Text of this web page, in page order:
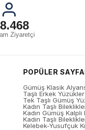
Ziyaretçi
POPÜLER
Gümüş Klasik
Taşlı Erkek Yüzükler
Tek Taşlı Gümüş
Kadın Taşlı
Kadın Gümüş Kalpli
Kadın Taşlı
Kelebek-Yusufçuk